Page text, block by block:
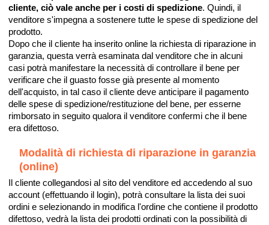
cliente, ciò vale anche per i costi di spedizione. Quindi, il
venditore s'impegna a sostenere tutte le spese di spedizione del
prodotto.
Dopo che il cliente ha inserito online la richiesta di riparazione in
garanzia, questa verrà esaminata dal venditore che in alcuni
casi potrà manifestare la necessità di controllare il bene per
verificare che il guasto fosse già presente al momento
dell'acquisto, in tal caso il cliente deve anticipare il pagamento
delle spese di spedizione/restituzione del bene, per esserne
rimborsato in seguito qualora il venditore confermi che il bene
era difettoso.
Modalità di richiesta di riparazione in garanzia
(online)
Il cliente collegandosi al sito del venditore ed accedendo al suo
account (effettuando il login), potrà consultare la lista dei suoi
ordini e selezionando in modifica l'ordine che contiene il prodotto
difettoso, vedrà la lista dei prodotti ordinati con la possibilità di